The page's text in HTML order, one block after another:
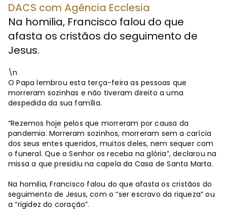
DACS com Agência Ecclesia
Na homilia, Francisco falou do que
afasta os cristãos do seguimento de
Jesus.
\n
O Papa lembrou esta terça-feira as pessoas que
morreram sozinhas e não tiveram direito a uma
despedida da sua família.
“Rezemos hoje pelos que morreram por causa da
pandemia. Morreram sozinhos, morreram sem a carícia
dos seus entes queridos, muitos deles, nem sequer com
o funeral. Que o Senhor os receba na glória”, declarou na
missa a que presidiu na capela da Casa de Santa Marta.
Na homilia, Francisco falou do que afasta os cristãos do
seguimento de Jesus, com o “ser escravo da riqueza” ou
a “rigidez do coração”.